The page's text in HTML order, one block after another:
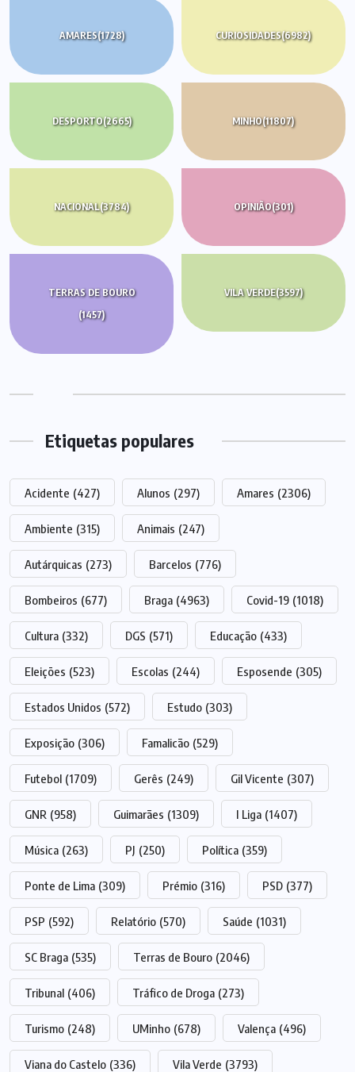
AMARES(1728) CURIOSIDADES(6982)
DESPORTO(2665) MINHO(11807)
NACIONAL(3784) OPINIÃO(301)
TERRAS DE BOURO
(1457)
VILA VERDE(3597)
Etiquetas populares
Acidente (427) Alunos (297) Amares (2306)
Ambiente (315) Animais (247)
Autárquicas (273) Barcelos (776)
Bombeiros (677) Braga (4963) Covid-19 (1018)
Cultura (332) DGS (571) Educação (433)
Eleições (523) Escolas (244) Esposende (305)
Estados Unidos (572) Estudo (303)
Exposição (306) Famalicão (529)
Futebol (1709) Gerês (249) Gil Vicente (307)
GNR (958) Guimarães (1309) I Liga (1407)
Música (263) PJ (250) Política (359)
Ponte de Lima (309) Prémio (316) PSD (377)
PSP (592) Relatório (570) Saúde (1031)
SC Braga (535) Terras de Bouro (2046)
Tribunal (406) Tráfico de Droga (273)
Turismo (248) UMinho (678) Valença (496)
Viana do Castelo (336) Vila Verde (3793)